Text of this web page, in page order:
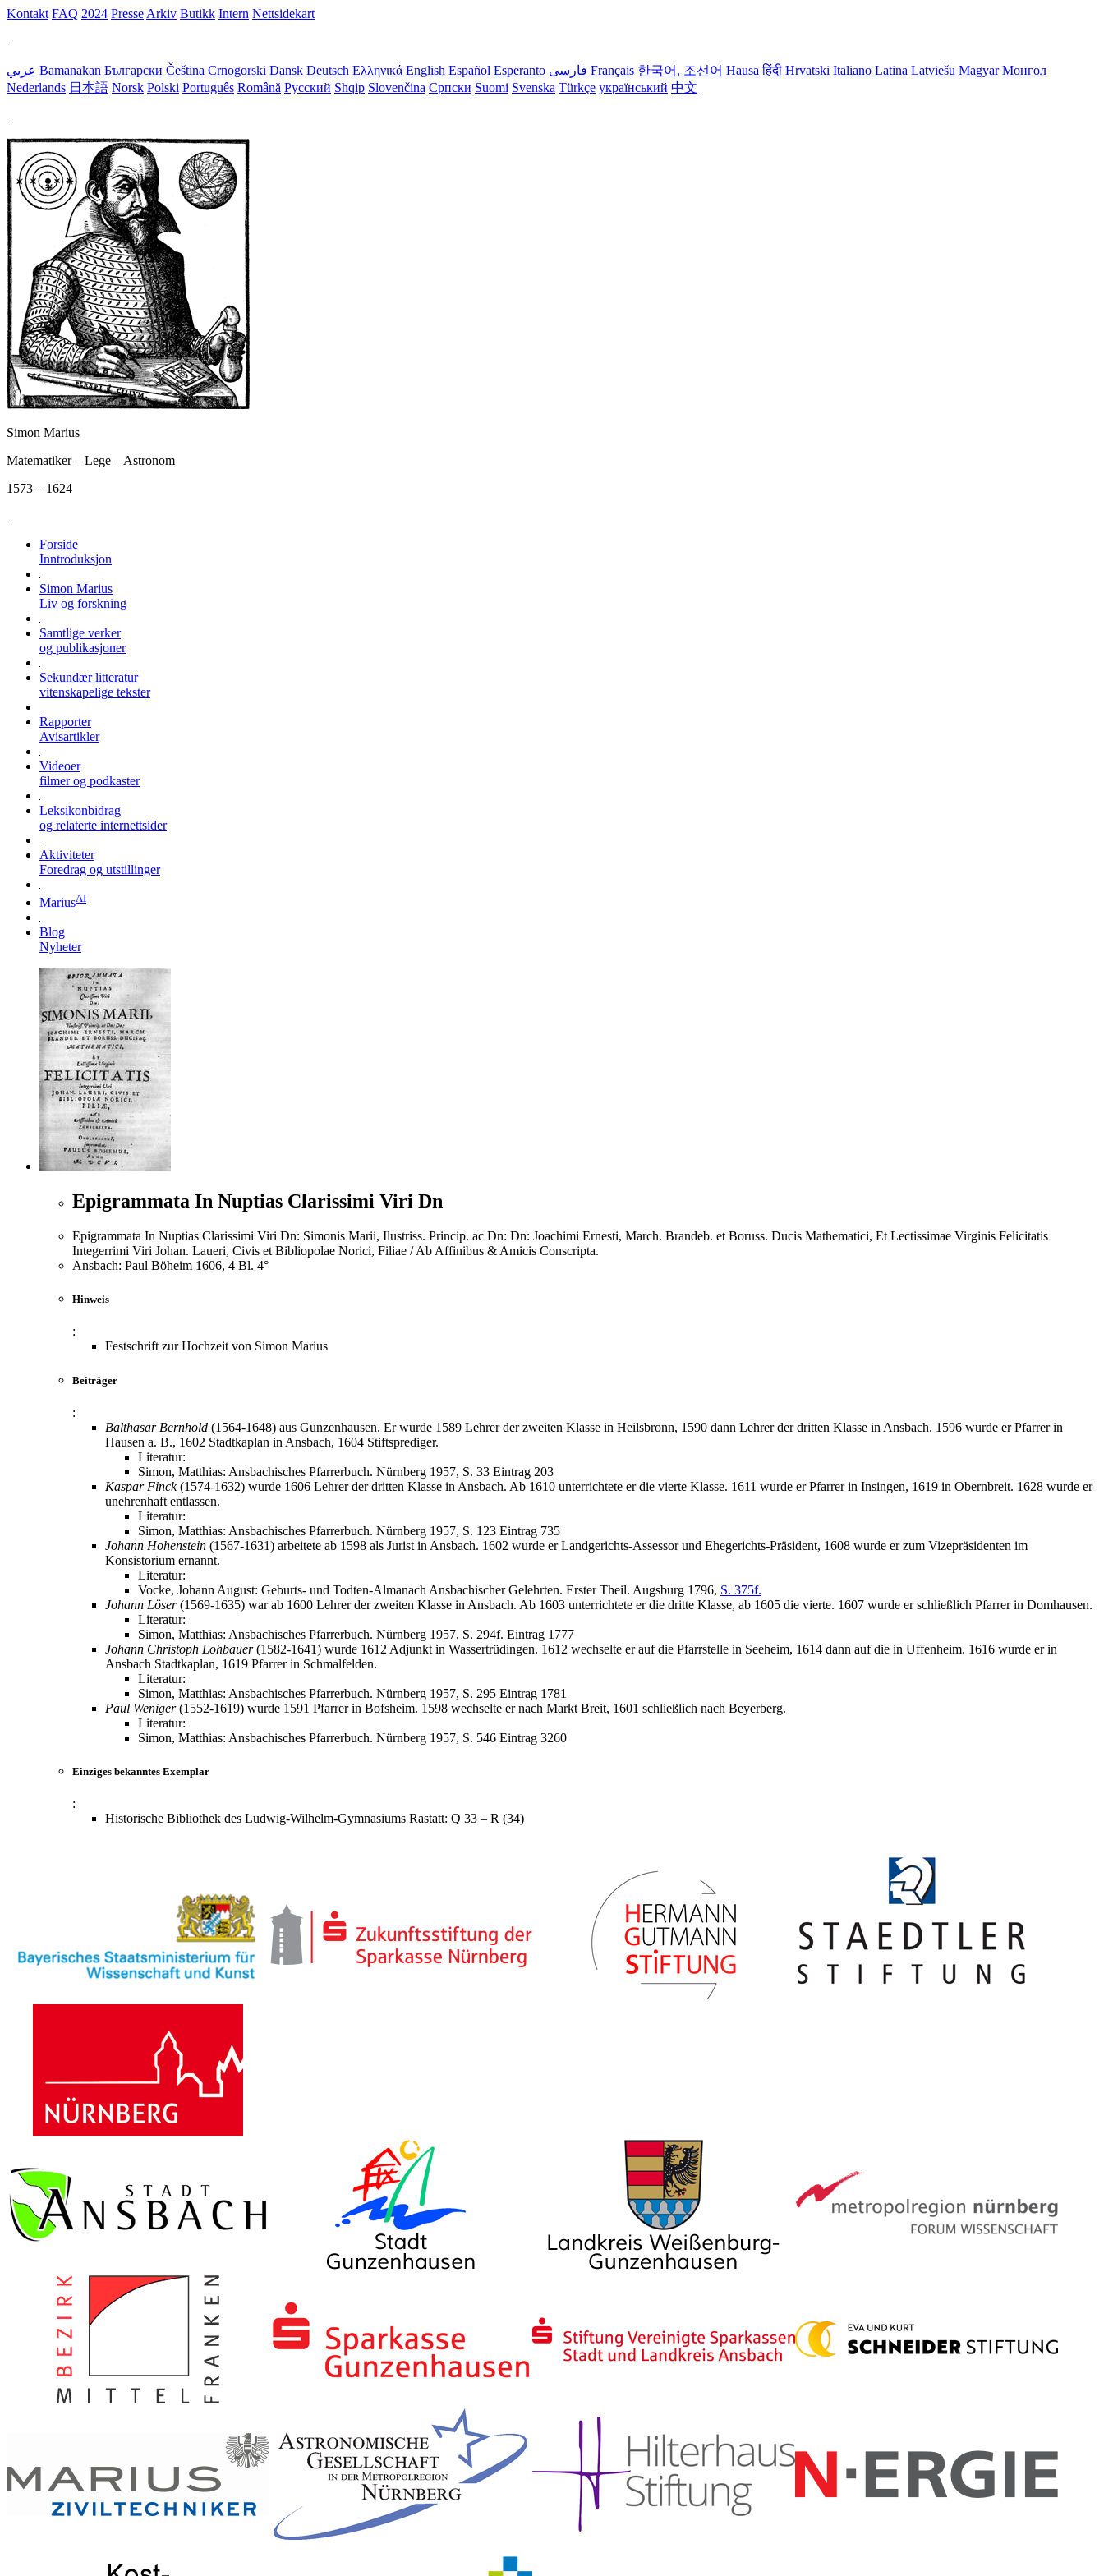
Kontakt FAQ 2024 Presse Arkiv Butikk Intern Nettsidekart
عربي Bamanakan Български Čeština Crnogorski Dansk Deutsch Ελληνικά English Español Esperanto فارسی Français 한국어, 조선어 Hausa हिंदी Hrvatski Italiano Latina Latviešu Magyar Монгол
Nederlands 日本語 Norsk Polski Português Română Русский Shqip Slovenčina Српски Suomi Svenska Türkçe український 中文
Simon Marius
Matematiker – Lege – Astronom
1573 – 1624
Forside
Inntroduksjon
Simon Marius
Liv og forskning
Samtlige verker
og publikasjoner
Sekundær litteratur
vitenskapelige tekster
Rapporter
Avisartikler
Videoer
filmer og podkaster
Leksikonbidrag
og relaterte internettsider
Aktiviteter
Foredrag og utstillinger
MariusAI
Blog
Nyheter
Epigrammata In Nuptias Clarissimi Viri Dn
Epigrammata In Nuptias Clarissimi Viri Dn: Simonis Marii, Ilustriss. Princip. ac Dn: Dn: Joachimi Ernesti, March. Brandeb. et Boruss. Ducis Mathematici, Et Lectissimae Virginis Felicitatis
Integerrimi Viri Johan. Laueri, Civis et Bibliopolae Norici, Filiae / Ab Affinibus & Amicis Conscripta.
Ansbach: Paul Böheim 1606, 4 Bl. 4°
Hinweis
:
Festschrift zur Hochzeit von Simon Marius
Beiträger
:
Balthasar Bernhold (1564-1648) aus Gunzenhausen. Er wurde 1589 Lehrer der zweiten Klasse in Heilsbronn, 1590 dann Lehrer der dritten Klasse in Ansbach. 1596 wurde er Pfarrer in
Hausen a. B., 1602 Stadtkaplan in Ansbach, 1604 Stiftsprediger.
Literatur:
Simon, Matthias: Ansbachisches Pfarrerbuch. Nürnberg 1957, S. 33 Eintrag 203
Kaspar Finck(1574-1632) wurde 1606 Lehrer der dritten Klasse in Ansbach. Ab 1610 unterrichtete er die vierte Klasse. 1611 wurde er Pfarrer in Insingen, 1619 in Obernbreit. 1628 wurde er
unehrenhaft entlassen.
Literatur:
Simon, Matthias: Ansbachisches Pfarrerbuch. Nürnberg 1957, S. 123 Eintrag 735
Johann Hohenstein (1567-1631) arbeitete ab 1598 als Jurist in Ansbach. 1602 wurde er Landgerichts-Assessor und Ehegerichts-Präsident, 1608 wurde er zum Vizepräsidenten im
Konsistorium ernannt.
Literatur:
Vocke, Johann August: Geburts- und Todten-Almanach Ansbachischer Gelehrten. Erster Theil. Augsburg 1796, S. 375f.
Johann Löser(1569-1635) war ab 1600 Lehrer der zweiten Klasse in Ansbach. Ab 1603 unterrichtete er die dritte Klasse, ab 1605 die vierte. 1607 wurde er schließlich Pfarrer in Domhausen.
Literatur:
Simon, Matthias: Ansbachisches Pfarrerbuch. Nürnberg 1957, S. 294f. Eintrag 1777
Johann Christoph Lohbauer(1582-1641) wurde 1612 Adjunkt in Wassertrüdingen. 1612 wechselte er auf die Pfarrstelle in Seeheim, 1614 dann auf die in Uffenheim. 1616 wurde er in
Ansbach Stadtkaplan, 1619 Pfarrer in Schmalfelden.
Literatur:
Simon, Matthias: Ansbachisches Pfarrerbuch. Nürnberg 1957, S. 295 Eintrag 1781
Paul Weniger(1552-1619) wurde 1591 Pfarrer in Bofsheim. 1598 wechselte er nach Markt Breit, 1601 schließlich nach Beyerberg.
Literatur:
Simon, Matthias: Ansbachisches Pfarrerbuch. Nürnberg 1957, S. 546 Eintrag 3260
Einziges bekanntes Exemplar
:
Historische Bibliothek des Ludwig-Wilhelm-Gymnasiums Rastatt: Q 33 – R (34)